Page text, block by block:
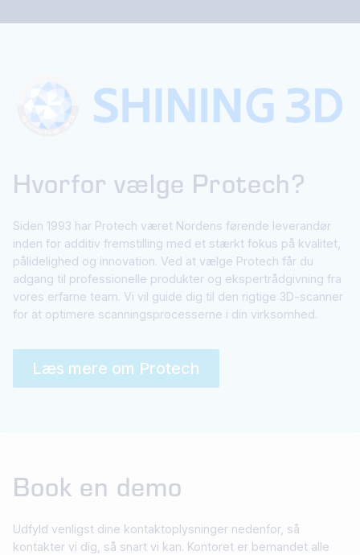
Hvorfor vælge Protech?
Siden 1993 har Protech været Nordens førende leverandør
inden for additiv fremstilling med et stærkt fokus på kvalitet,
pålidelighed og innovation. Ved at vælge Protech får du
adgang til professionelle produkter og ekspertrådgivning fra
vores erfarne team. Vi vil guide dig til den rigtige 3D-scanner
for at optimere scanningsprocesserne i din virksomhed.
Læs mere om Protech
Book en demo
Udfyld venligst dine kontaktoplysninger nedenfor, så
kontakter vi dig, så snart vi kan. Kontoret er bemandet alle